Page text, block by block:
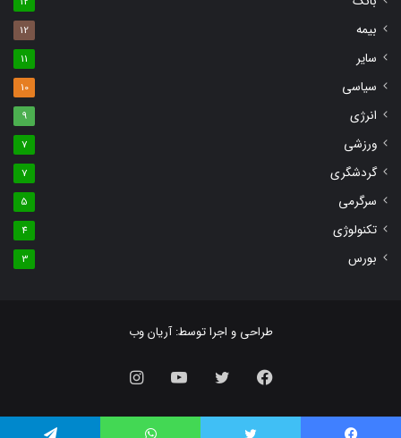
بیمه 12
سایر 11
سیاسی 10
انرژی 9
ورزشی 7
گردشگری 7
سرگرمی 5
تکنولوژی 4
بورس 3
طراحی و اجرا توسط:آریان وب
فیس
بوک
توییتر یوتیوب